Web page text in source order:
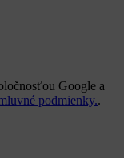
Google a
podmienky..